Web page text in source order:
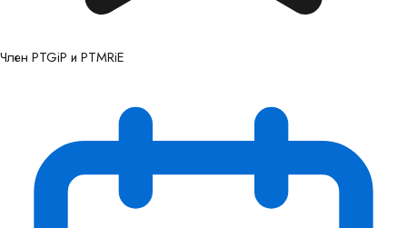
Член PTGiP и PTMRiE